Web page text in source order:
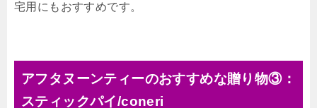
宅用にもおすすめです。
アフタヌーンティーのおすすめな贈り物③：
スティックパイ/coneri